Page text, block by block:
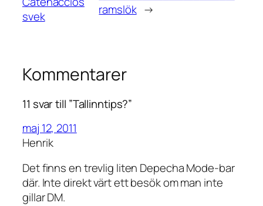
svek
ramslök →
Kommentarer
11 svar till ”Tallinntips?”
maj 12, 2011
Henrik
Det finns en trevlig liten Depecha Mode-bar
där. Inte direkt värt ett besök om man inte
gillar DM.